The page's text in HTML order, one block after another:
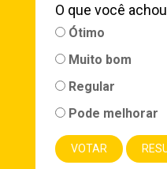
O que você
Ótimo
Muito bom
Regular
Pode melhorar